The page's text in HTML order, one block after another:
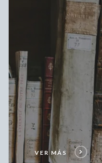
VER MÁS